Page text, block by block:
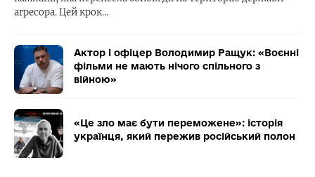
агресора. Цей крок…
Актор і офіцер Володимир Ращук: «Воєнні
фільми не мають нічого спільного з
війною»
«Це зло має бути переможене»: історія
українця, який пережив російський полон